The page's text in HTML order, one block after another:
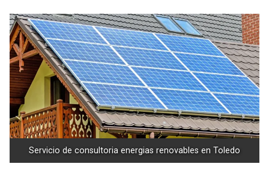
Servicio de consultoria energias renovables en Toledo